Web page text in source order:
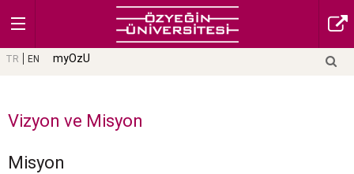
TR EN myOzU
Vizyon ve Misyon
Misyon